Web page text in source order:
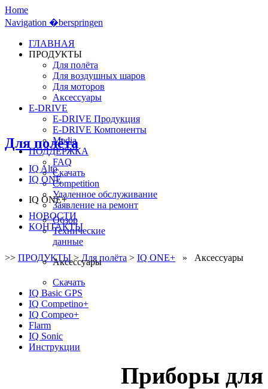
Home
Navigation �berspringen
ГЛАВНАЯ
ПРОДУКТЫ
Для полёта
Для воздушных шаров
Для моторов
Аксессуары
E-DRIVE
E-DRIVE Продукция
E-DRIVE Компоненты
Media
ПОДДЕРЖКА
FAQ
Скачать
Competition
Удаленное обслуживание
Заявление на ремонт
НОВОСТИ
КОНТАКТЫ
>> ПРОДУКТЫ > Для полёта > IQ ONE+ » Аксессуары
Для полёта
IQ Alto
IQ ONE
IQ ONE+
Обзор
Технические
данные
Аксессуары
Скачать
IQ Basic GPS
IQ Competino+
IQ Compeo+
Flarm
IQ Sonic
Инструкции
Приборы для